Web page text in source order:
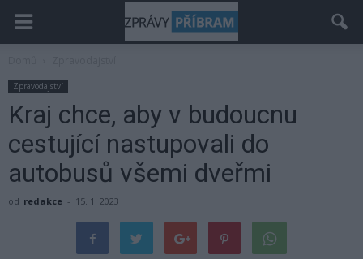
Zpravodajství
Kraj chce, aby v budoucnu
cestující nastupovali do
autobusů všemi dveřmi
od redakce - 15. 1. 2023